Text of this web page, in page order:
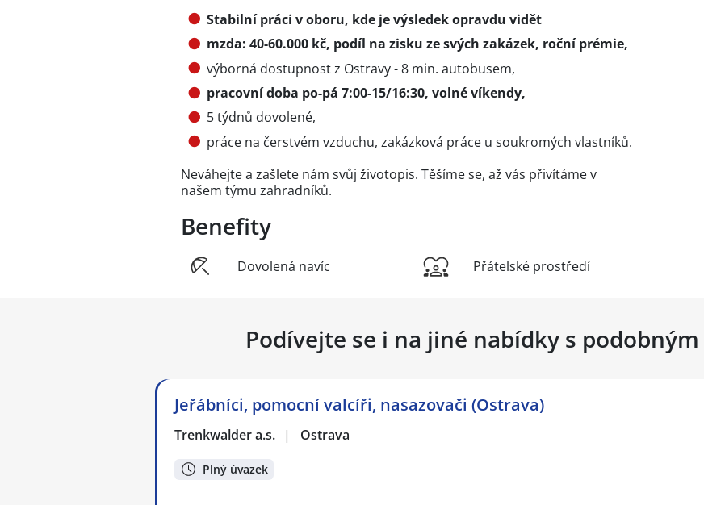
Stabilní práci v oboru, kde je výsledek opravdu vidět
mzda: 40-60.000 kč, podíl na zisku ze svých zakázek, roční prémie,
výborná dostupnost z Ostravy - 8 min. autobusem,
pracovní doba po-pá 7:00-15/16:30, volné víkendy,
5 týdnů dovolené,
práce na čerstvém vzduchu, zakázková práce u soukromých vlastníků.
Neváhejte a zašlete nám svůj životopis. Těšíme se, až vás přivítáme v
našem týmu zahradníků.
Benefity
Dovolená navíc Přátelské prostředí
Podívejte se i na jiné nabídky s
Jeřábníci, pomocní valcíři, nasazovači (Ostrava)
Trenkwalder a.s. | Ostrava
Plný úvazek